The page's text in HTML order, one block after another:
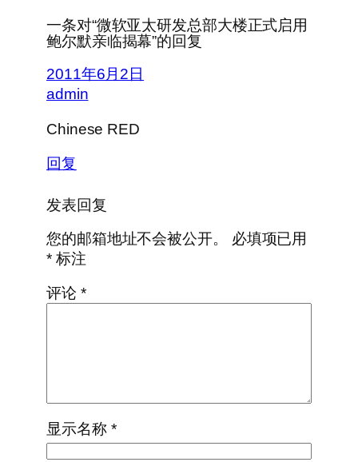
一条对“微软亚太研发总部大楼正式启用
鲍尔默亲临揭幕”的回复
2011年6月2日
admin
Chinese RED
回复
发表回复
您的邮箱地址不会被公开。
必填项已用
*标注
评论 *
显示名称 *